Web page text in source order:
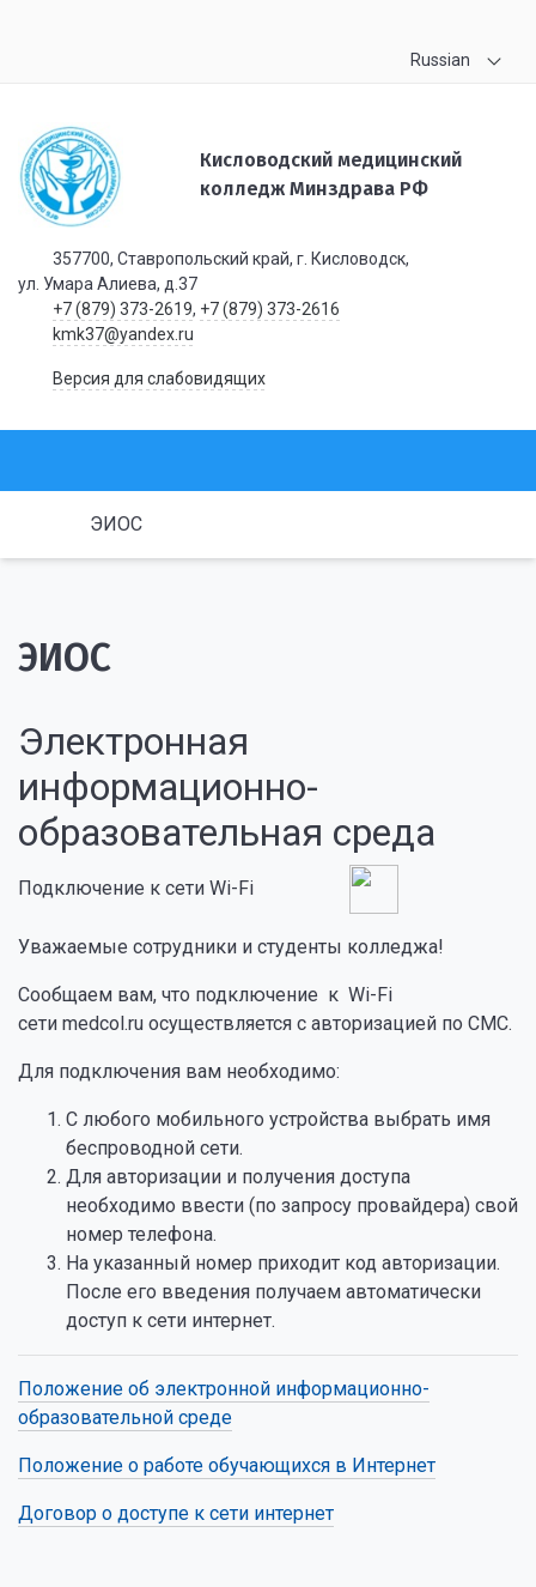
Russian
Кисловодский медицинский
колледж Минздрава РФ
357700, Ставропольский край, г. Кисловодск,
ул. Умара Алиева, д.37
+7 (879) 373-2619, +7 (879) 373-2616
kmk37@yandex.ru
Версия для слабовидящих
ЭИОС
ЭИОС
Электронная
информационно-
образовательная среда
Подключение к сети Wi-Fi
Уважаемые сотрудники и студенты колледжа!
Сообщаем вам, что подключение к Wi-Fi
сети medcol.ru осуществляется с авторизацией по СМС.
Для подключения вам необходимо:
С любого мобильного устройства выбрать имя
беспроводной сети.
Для авторизации и получения доступа
необходимо ввести (по запросу провайдера) свой
номер телефона.
На указанный номер приходит код авторизации.
После его введения получаем автоматически
доступ к сети интернет.
Положение об электронной информационно-
образовательной среде
Положение о работе обучающихся в Интернет
Договор о доступе к сети интернет